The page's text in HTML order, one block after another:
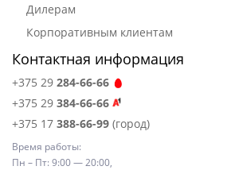
Дилерам
Корпоративным клиентам
Контактная информация
+375 29 284-66-66
+375 29 384-66-66
+375 17 388-66-99 (город)
Время работы:
Пн – Пт: 9:00 — 20:00,